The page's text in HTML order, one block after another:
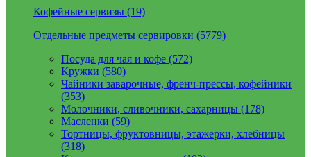
Кофейные сервизы (19)
Отдельные предметы сервировки (5779)
Посуда для чая и кофе (572)
Кружки (580)
Чайники заварочные, френч-прессы, кофейники
(353)
Молочники, сливочники, сахарницы (178)
Масленки (59)
Тортницы, фруктовницы, этажерки, хлебницы
(318)